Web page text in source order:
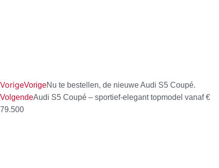
VorigeVorigeNu te bestellen, de nieuwe Audi S5 Coupé.
VolgendeAudi S5 Coupé – sportief-elegant topmodel vanaf €
79.500